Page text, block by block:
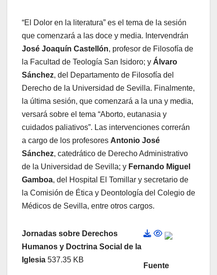
“El Dolor en la literatura” es el tema de la sesión
que comenzará a las doce y media. Intervendrán
José Joaquín Castellón, profesor de Filosofía de
la Facultad de Teología San Isidoro; y Álvaro
Sánchez, del Departamento de Filosofía del
Derecho de la Universidad de Sevilla. Finalmente,
la última sesión, que comenzará a la una y media,
versará sobre el tema “Aborto, eutanasia y
cuidados paliativos”. Las intervenciones correrán
a cargo de los profesores Antonio José
Sánchez, catedrático de Derecho Administrativo
de la Universidad de Sevilla; y Fernando Miguel
Gamboa, del Hospital El Tomillar y secretario de
la Comisión de Ética y Deontología del Colegio de
Médicos de Sevilla, entre otros cargos.
Jornadas sobre Derechos
Humanos y Doctrina Social de la
Iglesia 537.35 KB
Fuente